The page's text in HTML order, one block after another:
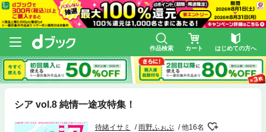
作品検索 カート はじめての方へ
シア vol.8 純情一途攻特集！
待緒イサミ 雨野ふぉぶ 他16名